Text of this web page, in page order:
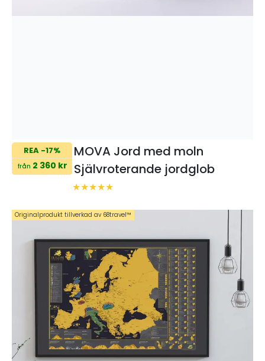
REA -17%
från 2 360 kr
MOVA Jord med moln
Självroterande jordglob
Originalprodukt tillverkad av 68travel™️